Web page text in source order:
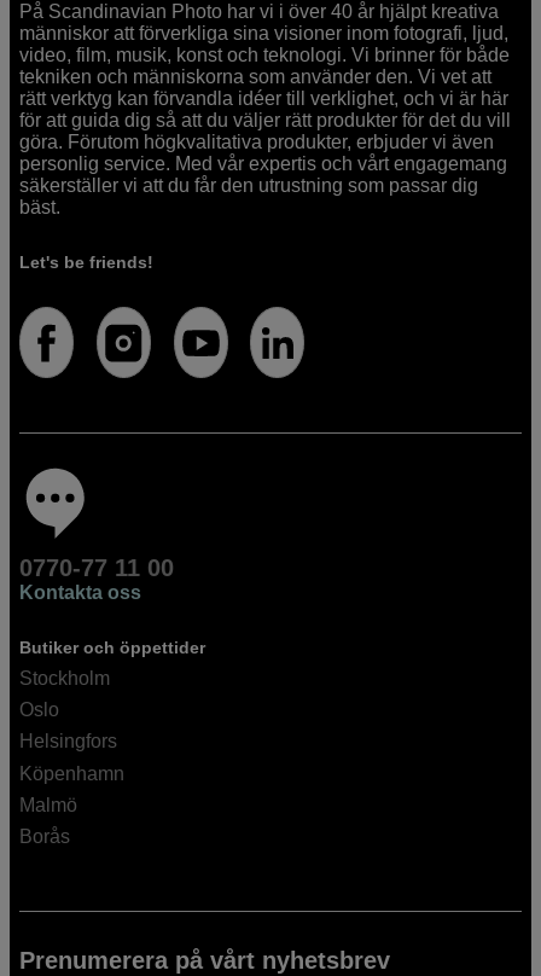
På Scandinavian Photo har vi i över 40 år hjälpt kreativa
människor att förverkliga sina visioner inom fotografi, ljud,
video, film, musik, konst och teknologi. Vi brinner för både
tekniken och människorna som använder den. Vi vet att
rätt verktyg kan förvandla idéer till verklighet, och vi är här
för att guida dig så att du väljer rätt produkter för det du vill
göra. Förutom högkvalitativa produkter, erbjuder vi även
personlig service. Med vår expertis och vårt engagemang
säkerställer vi att du får den utrustning som passar dig
bäst.
Let's be friends!
0770-77 11 00
Kontakta oss
Butiker och öppettider
Stockholm
Oslo
Helsingfors
Köpenhamn
Malmö
Borås
Prenumerera på vårt nyhetsbrev